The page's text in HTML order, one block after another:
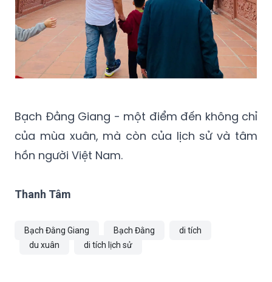
Bạch Đằng Giang - một điểm đến không chỉ
của mùa xuân, mà còn của lịch sử và tâm
hồn người Việt Nam.
Thanh Tâm
Bạch Đằng Giang Bạch Đằng
di tích
du xuân
di tích lịch sử